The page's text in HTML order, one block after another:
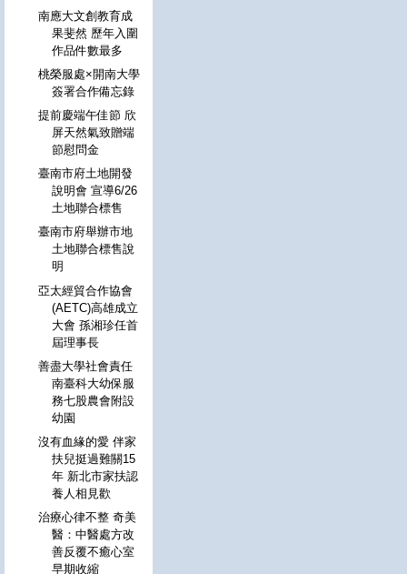
南應大文創教育成
果斐然 歷年入圍
作品件數最多
桃榮服處×開南大學
簽署合作備忘錄
提前慶端午佳節 欣
屏天然氣致贈端
節慰問金
臺南市府土地開發
說明會 宣導6/26
土地聯合標售
臺南市府舉辦市地
土地聯合標售說
明
亞太經貿合作協會
(AETC)高雄成立
大會 孫湘珍任首
屆理事長
善盡大學社會責任
南臺科大幼保服
務七股農會附設
幼園
沒有血緣的愛 伴家
扶兒挺過難關15
年 新北市家扶認
養人相見歡
治療心律不整 奇美
醫：中醫處方改
善反覆不癒心室
早期收縮